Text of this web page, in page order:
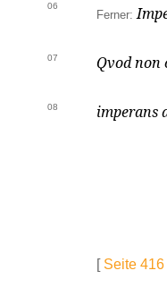
06
Ferner:
07 Qvod non
08 imperans
[ Seite 416